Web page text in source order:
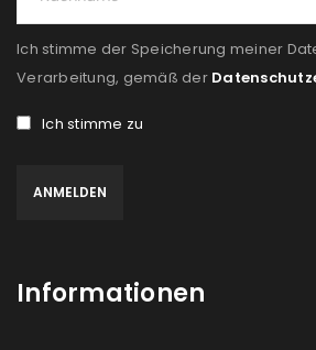
Ich stimme der Speicherung meiner
Verarbeitung, gemäß der
Ich stimme zu
Informationen